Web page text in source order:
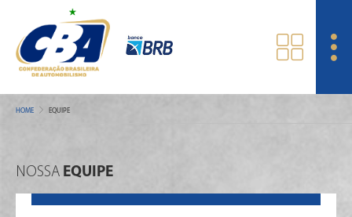
HOME EQUIPE
NOSSA EQUIPE